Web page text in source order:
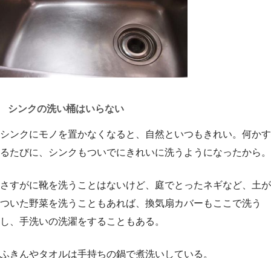
シンクの洗い桶はいらない
シンクにモノを置かなくなると、自然といつもきれい。何かす
るたびに、シンクもついでにきれいに洗うようになったから。
さすがに靴を洗うことはないけど、庭でとったネギなど、土が
ついた野菜を洗うこともあれば、換気扇カバーもここで洗う
し、手洗いの洗濯をすることもある。
ふきんやタオルは手持ちの鍋で煮洗いしている。